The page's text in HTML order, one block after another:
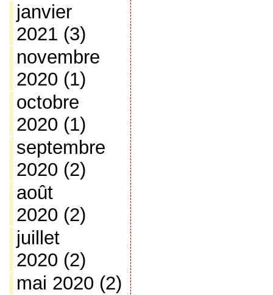
janvier
2021 (3)
novembre
2020 (1)
octobre
2020 (1)
septembre
2020 (2)
août
2020 (2)
juillet
2020 (2)
mai 2020 (2)